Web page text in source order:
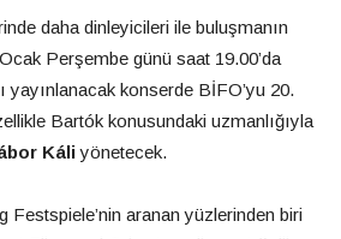
daha dinleyicileri ile buluşmanın
Perşembe günü saat 19.00’da
yayınlanacak konserde BİFO’yu 20.
Bartók konusundaki uzmanlığıyla
Káliyönetecek.
Festspiele’nin aranan yüzlerinden biri